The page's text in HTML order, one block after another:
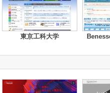
東京工科大学